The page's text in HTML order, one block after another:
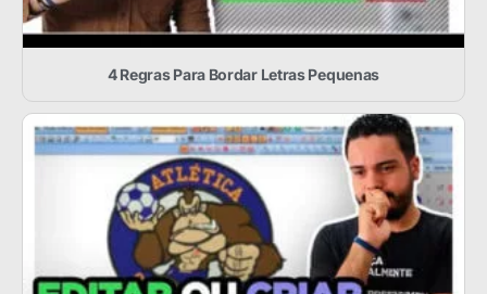
4 Regras Para Bordar Letras Pequenas